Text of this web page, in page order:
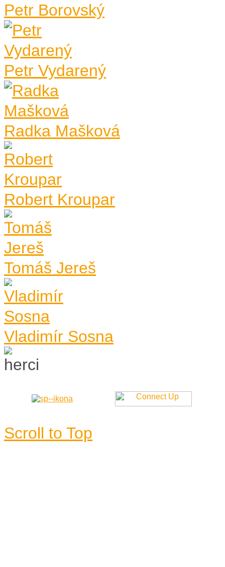
Petr Borovský
Petr Vydarený
Radka Mašková
Robert Kroupar
Tomáš Jereš
Vladimír Sosna
Scroll to Top